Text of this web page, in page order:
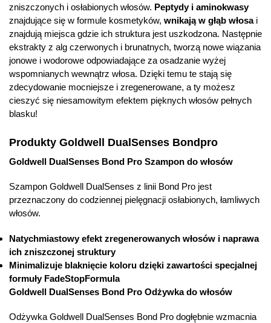
zniszczonych i osłabionych włosów. Peptydy i aminokwasy
znajdujące się w formule kosmetyków, wnikają w głąb włosai
znajdują miejsca gdzie ich struktura jest uszkodzona. Następnie
ekstrakty z alg czerwonych i brunatnych, tworzą nowe wiązania
jonowe i wodorowe odpowiadające za osadzanie wyżej
wspomnianych wewnątrz włosa. Dzięki temu te stają się
zdecydowanie mocniejsze i zregenerowane, a ty możesz
cieszyć się niesamowitym efektem pięknych włosów pełnych
blasku!
Produkty Goldwell DualSenses Bondpro
Goldwell DualSenses Bond Pro Szampon do włosów
Szampon Goldwell DualSenses z linii Bond Pro jest
przeznaczony do codziennej pielęgnacji osłabionych, łamliwych
włosów.
Natychmiastowy efekt zregenerowanych włosów i naprawa
ich zniszczonej struktury
Minimalizuje blaknięcie koloru dzięki zawartości specjalnej
formuły FadeStopFormula
Goldwell DualSenses Bond Pro Odżywka do włosów
Odżywka Goldwell DualSenses Bond Pro dogłębnie wzmacnia